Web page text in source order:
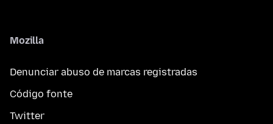
Mozilla
Denunciar abuso de marcas registradas
Código fonte
Twitter